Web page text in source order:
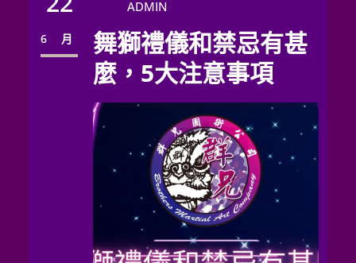
6 月
ADMIN
舞獅禮儀和禁忌有甚
麼，5大注意事項